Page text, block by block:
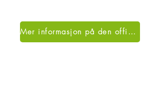
Mer informasjon på den offisielle nettsiden